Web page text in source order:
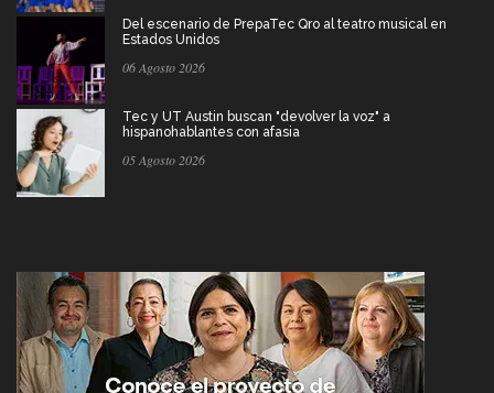
Del escenario de PrepaTec Qro al teatro musical en
Estados Unidos
06 Agosto 2026
Tec y UT Austin buscan "devolver la voz" a
hispanohablantes con afasia
05 Agosto 2026